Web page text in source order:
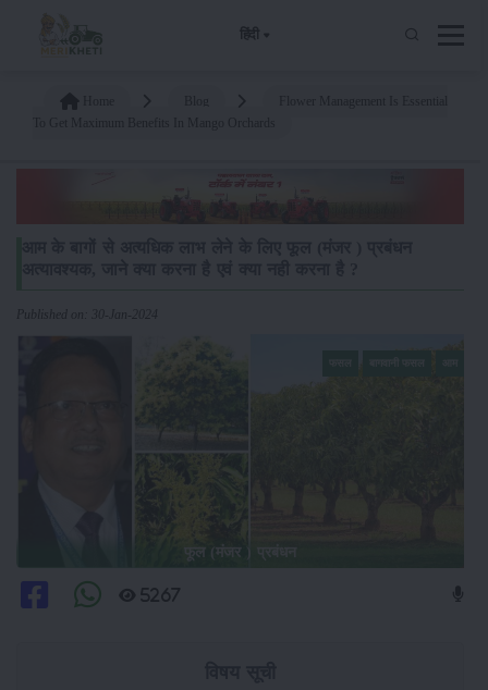
हिंदी
Published on: 30-Jan-2024
फूल (मंजर ) प्रबंधन
5267